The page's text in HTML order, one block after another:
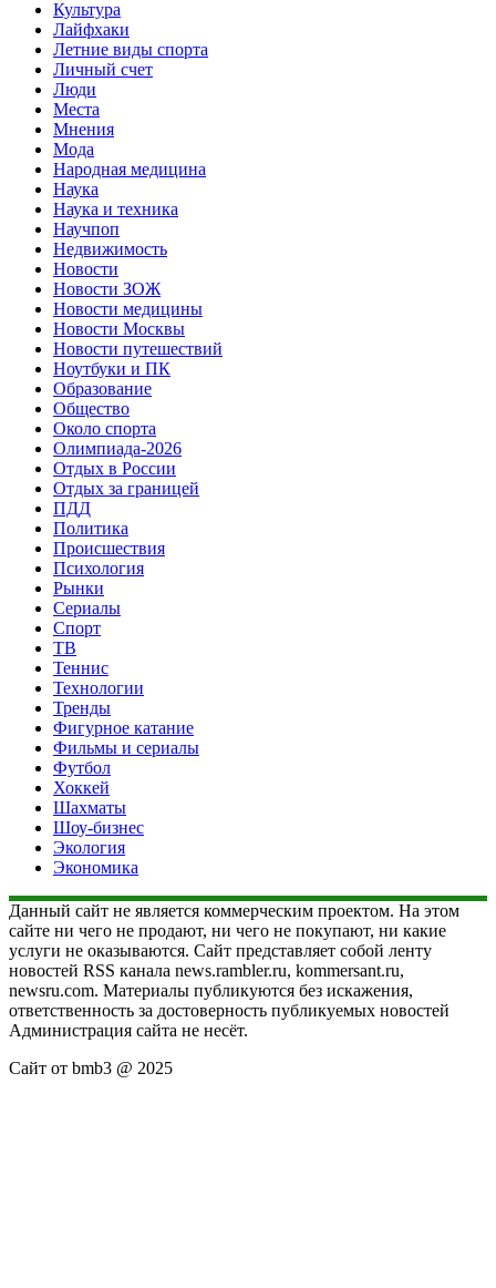
Культура
Лайфхаки
Летние виды спорта
Личный счет
Люди
Места
Мнения
Мода
Народная медицина
Наука
Наука и техника
Научпоп
Недвижимость
Новости
Новости ЗОЖ
Новости медицины
Новости Москвы
Новости путешествий
Ноутбуки и ПК
Образование
Общество
Около спорта
Олимпиада-2026
Отдых в России
Отдых за границей
ПДД
Политика
Происшествия
Психология
Рынки
Сериалы
Спорт
ТВ
Теннис
Технологии
Тренды
Фигурное катание
Фильмы и сериалы
Футбол
Хоккей
Шахматы
Шоу-бизнес
Экология
Экономика
Данный сайт не является коммерческим проектом. На этом
сайте ни чего не продают, ни чего не покупают, ни какие
услуги не оказываются. Сайт представляет собой ленту
новостей RSS канала news.rambler.ru, kommersant.ru,
newsru.com. Материалы публикуются без искажения,
ответственность за достоверность публикуемых новостей
Администрация сайта не несёт.
Сайт от bmb3 @ 2025